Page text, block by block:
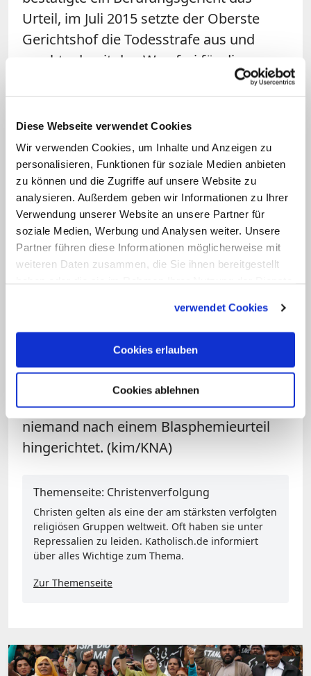
Diese Webseite verwendet Cookies
Wir verwenden Cookies, um Inhalte und Anzeigen zu
personalisieren, Funktionen für soziale Medien anbieten
zu können und die Zugriffe auf unsere Website zu
analysieren. Außerdem geben wir Informationen zu Ihrer
Verwendung unserer Website an unsere Partner für
soziale Medien, Werbung und Analysen weiter. Unsere
Partner führen diese Informationen möglicherweise mit
weiteren Daten zusammen, die Sie ihnen bereitgestellt
verwendet Cookies
Cookies erlauben
Cookies ablehnen
Urteil, im Juli 2015 setzte der Oberste
Gerichtshof die Todesstrafe aus und
machte damit den Weg frei für die
Lackmustest für Pakistans Justiz
Der Fall Asia Bibi gilt als Lackmustest für
Pakistans Justiz und Politik. "Es geht um
Gerechtigkeit für Asia Bibi oder um den
Sieg von religiöser Intoleranz und
Extremismus in Pakistan", sagte Samson
Salamat, Vorsitzender der interreligiösen
Katholischen Nachrichten-Agentur (KNA).
Human Rights Watch (HRW) sitzen in
Pakistans Gefängnissen derzeit 17 wegen
Blasphemie verurteilte Personen in
Todeszellen. Bislang wurde jedoch noch
niemand nach einem Blasphemieurteil
hingerichtet. (kim/KNA)
Themenseite: Christenverfolgung
Christen gelten als eine der am stärksten verfolgten
religiösen Gruppen weltweit. Oft haben sie unter
Repressalien zu leiden. Katholisch.de informiert
über alles Wichtige zum Thema.
Zur Themenseite